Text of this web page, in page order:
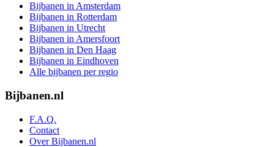
Bijbanen in Amsterdam
Bijbanen in Rotterdam
Bijbanen in Utrecht
Bijbanen in Amersfoort
Bijbanen in Den Haag
Bijbanen in Eindhoven
Alle bijbanen per regio
Bijbanen.nl
F.A.Q.
Contact
Over Bijbanen.nl